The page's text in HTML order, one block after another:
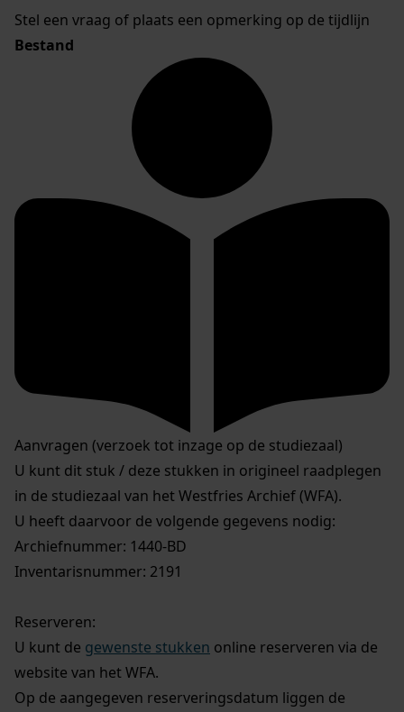
Stel een vraag of plaats een opmerking op de tijdlijn
Bestand
Aanvragen (verzoek tot inzage op de studiezaal)
U kunt dit stuk / deze stukken in origineel raadplegen
in de studiezaal van het Westfries Archief (WFA).
U heeft daarvoor de volgende gegevens nodig:
Archiefnummer: 1440-BD
Inventarisnummer: 2191
Reserveren:
U kunt de gewenste stukken online reserveren via de
website van het WFA.
Op de aangegeven reserveringsdatum liggen de